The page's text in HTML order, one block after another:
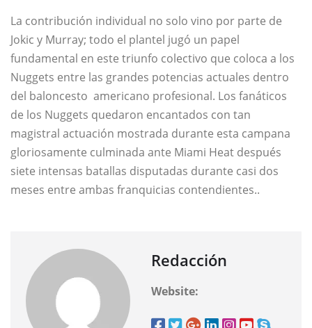
La contribución individual no solo vino por parte de
Jokic y Murray; todo el plantel jugó un papel
fundamental en este triunfo colectivo que coloca a los
Nuggets entre las grandes potencias actuales dentro
del baloncesto americano profesional. Los fanáticos
de los Nuggets quedaron encantados con tan
magistral actuación mostrada durante esta campana
gloriosamente culminada ante Miami Heat después
siete intensas batallas disputadas durante casi dos
meses entre ambas franquicias contendientes..
Redacción
Website: